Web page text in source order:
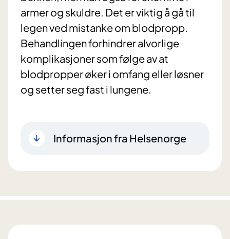
armer og skuldre. Det er viktig å gå til
legen ved mistanke om blodpropp.
Behandlingen forhindrer alvorlige
komplikasjoner som følge av at
blodpropper øker i omfang eller løsner
og setter seg fast i lungene.
Informasjon fra Helsenorge